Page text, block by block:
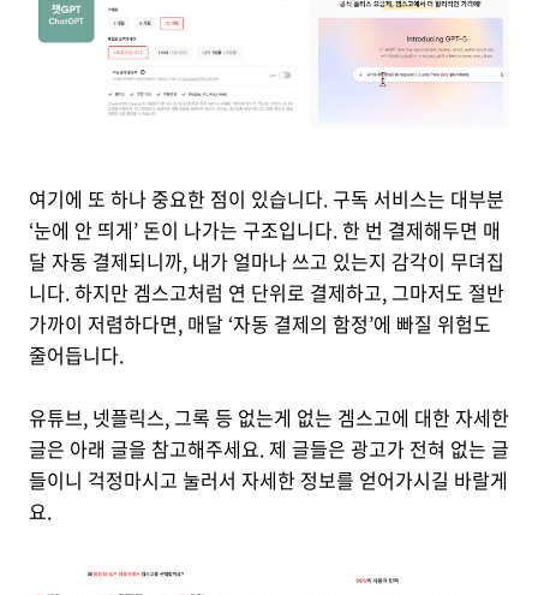
여기에 또 하나 중요한 점이 있습니다. 구독 서비스는 대부분
‘눈에 안 띄게’ 돈이 나가는 구조입니다. 한 번 결제해두면 매
달 자동 결제되니까, 내가 얼마나 쓰고 있는지 감각이 무뎌집
니다. 하지만 겜스고처럼 연 단위로 결제하고, 그마저도 절반
가까이 저렴하다면, 매달 ‘자동 결제의 함정’에 빠질 위험도
줄어듭니다.
유튜브, 넷플릭스, 그록 등 없는게 없는 겜스고에 대한 자세한
글은 아래 글을 참고해주세요. 제 글들은 광고가 전혀 없는 글
들이니 걱정마시고 눌러서 자세한 정보를 얻어가시길 바랄게
요.